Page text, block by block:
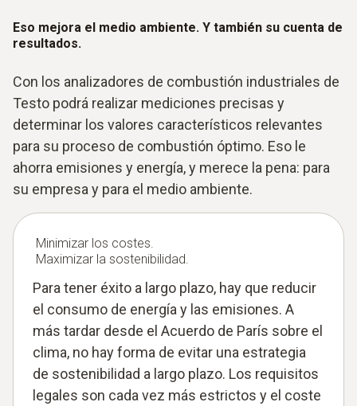
Eso mejora el medio ambiente. Y también su cuenta de
resultados.
Con los analizadores de combustión industriales de
Testo podrá realizar mediciones precisas y
determinar los valores característicos relevantes
para su proceso de combustión óptimo. Eso le
ahorra emisiones y energía, y merece la pena: para
su empresa y para el medio ambiente.
Minimizar los costes.
Maximizar la sostenibilidad.
Para tener éxito a largo plazo, hay que reducir
el consumo de energía y las emisiones. A
más tardar desde el Acuerdo de París sobre el
clima, no hay forma de evitar una estrategia
de sostenibilidad a largo plazo. Los requisitos
legales son cada vez más estrictos y el coste